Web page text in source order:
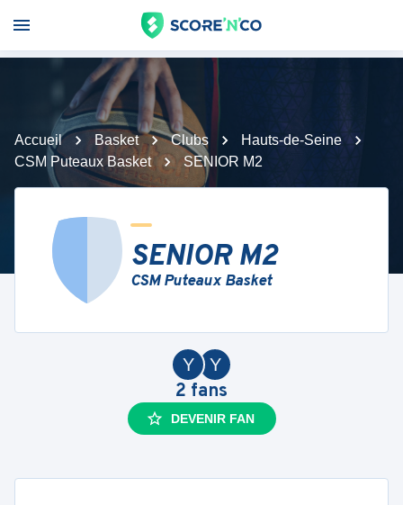
Accueil Basket Clubs
Hauts-de-Seine
CSM Puteaux Basket
SENIOR M2
SENIOR M2
CSM Puteaux Basket
Y
Y
2 fans
DEVENIR FAN